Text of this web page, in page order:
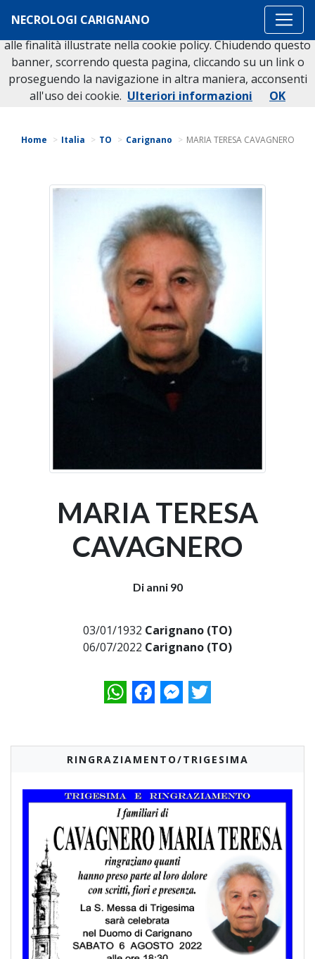
NECROLOGI CARIGNANO
Torna indietro
Home Italia TO Carignano MARIA TERESA CAVAGNERO
MARIA TERESA
CAVAGNERO
Di anni 90
03/01/1932 Carignano (TO)
06/07/2022 Carignano (TO)
WhatsAppFacebookMessenger
Twitter
RINGRAZIAMENTO/TRIGESIMA
Questo sito o gli strumenti terzi da questo utilizzati si
avvalgono di cookie necessari al funzionamento ed utili
alle finalità illustrate nella cookie policy. Chiudendo questo
banner, scorrendo questa pagina, cliccando su un link o
proseguendo la navigazione in altra maniera, acconsenti
all'uso dei cookie. Ulteriori informazioni OK